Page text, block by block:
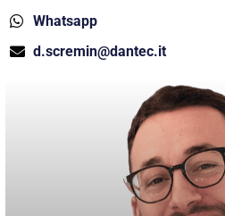
Whatsapp
d.scremin@dantec.it